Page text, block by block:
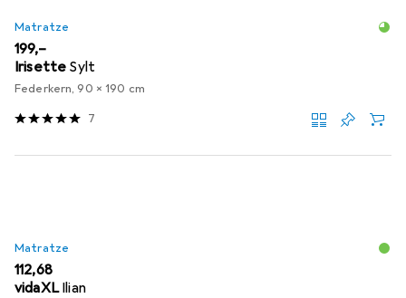
Matratze
EUR
199,–
Irisette Sylt
Federkern, 90 x 190 cm
7
Matratze
EUR
112,68
vidaXL Ilian